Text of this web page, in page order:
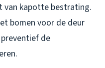
van kapotte bestrating.
bomen voor de deur
de